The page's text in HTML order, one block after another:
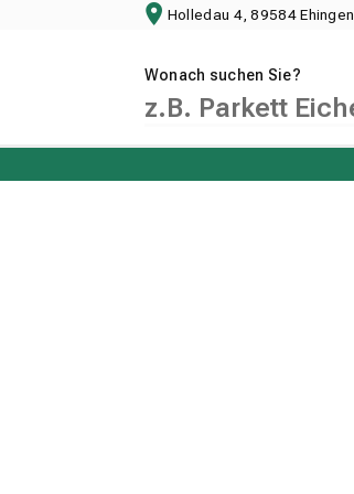
Holledau 4, 89584 Ehingen
Wonach suchen Sie?